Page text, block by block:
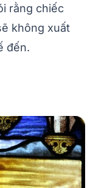
rằng chiếc
không xuất
đến.